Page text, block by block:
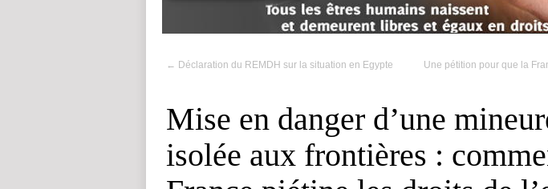
← Déclaration du REMDH sur la situation en Egypte
Une pétition pour que la
Mise en danger d’une
isolée aux frontières :